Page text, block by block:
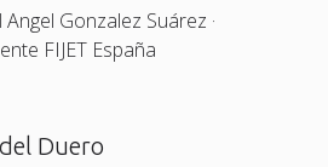
Angel Gonzalez Suárez ·
FIJET España
Duero